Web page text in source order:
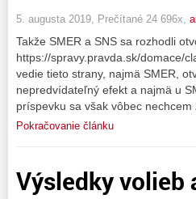
5. augusta 2019, Prečítané 24 696x,
Takže SMER a SNS sa rozhodli
https://spravy.pravda.sk/domace/
vedie tieto strany, najmä SMER,
nepredvídateľný efekt a najmä u
príspevku sa však vôbec
Pokračovanie článku
Výsledky